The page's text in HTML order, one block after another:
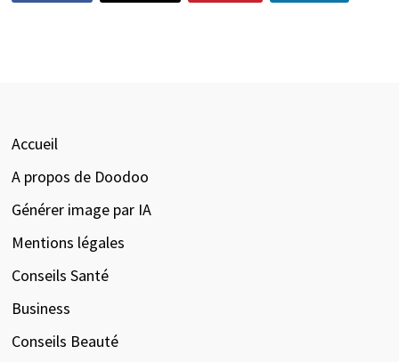
Accueil
A propos de Doodoo
Générer image par IA
Mentions légales
Conseils Santé
Business
Conseils Beauté